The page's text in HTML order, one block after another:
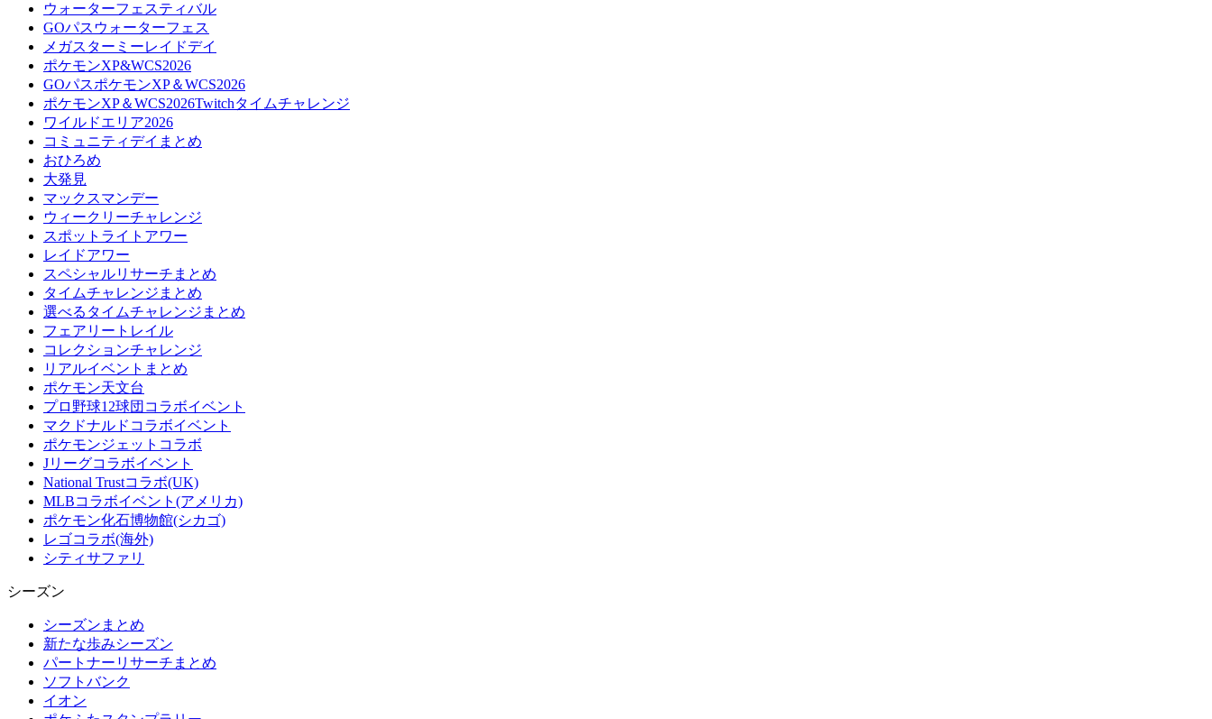
ウォーターフェスティバル
GOパスウォーターフェス
メガスターミーレイドデイ
ポケモンXP&WCS2026
GOパスポケモンXP＆WCS2026
ポケモンXP＆WCS2026Twitchタイムチャレンジ
ワイルドエリア2026
コミュニティデイまとめ
おひろめ
大発見
マックスマンデー
ウィークリーチャレンジ
スポットライトアワー
レイドアワー
スペシャルリサーチまとめ
タイムチャレンジまとめ
選べるタイムチャレンジまとめ
フェアリートレイル
コレクションチャレンジ
リアルイベントまとめ
ポケモン天文台
プロ野球12球団コラボイベント
マクドナルドコラボイベント
ポケモンジェットコラボ
Jリーグコラボイベント
National Trustコラボ(UK)
MLBコラボイベント(アメリカ)
ポケモン化石博物館(シカゴ)
レゴコラボ(海外)
シティサファリ
シーズン
シーズンまとめ
新たな歩みシーズン
パートナーリサーチまとめ
ソフトバンク
イオン